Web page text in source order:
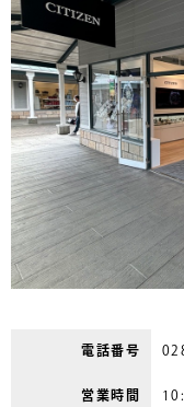
RECRUIT
CONTACT
電話番号
営業時間